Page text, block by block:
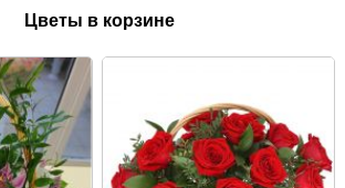
Цветы в корзине